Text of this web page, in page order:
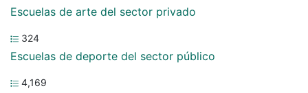
Escuelas de arte del sector privado
324
Escuelas de deporte del sector público
4,169